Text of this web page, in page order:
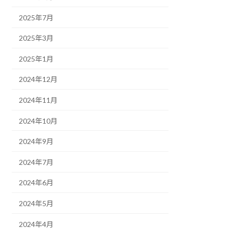
2025年7月
2025年3月
2025年1月
2024年12月
2024年11月
2024年10月
2024年9月
2024年7月
2024年6月
2024年5月
2024年4月